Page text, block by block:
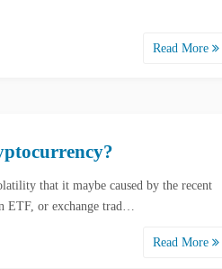
Read More
that it maybe caused by the recent
ETF, or exchange trad…
Read More